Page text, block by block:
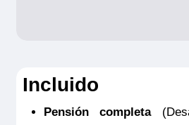
MS Viva
NOTAS:Este seguro
válido para clientes
Incluido
Pensión completa